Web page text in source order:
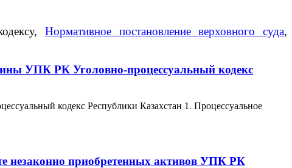
Нормативное постановление верховного суда,
УПК РК Уголовно-процессуальный кодекс
кодекс Республики Казахстан 1. Процессуальное
незаконно приобретенных активов УПК РК